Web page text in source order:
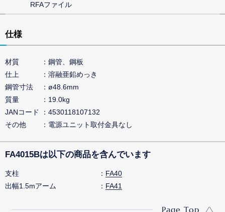
RFAファイル
仕様
材質
鋼管、鋼板
仕上
溶融亜鉛めっき
鋼管寸法
ø48.6mm
質量
19.0kg
JANコード
4530118107132
その他
電源ユニット取付金具なし
FA4015Bは以下の商品を含んでいます
支柱
FA40
出幅1.5mアーム
FA41
Page Top